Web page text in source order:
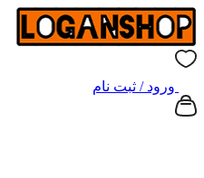
ورود / ثبت نام